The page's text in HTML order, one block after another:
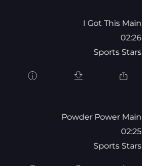
I Got This Main
02:26
Sports Stars
Powder Power Main
02:25
Sports Stars